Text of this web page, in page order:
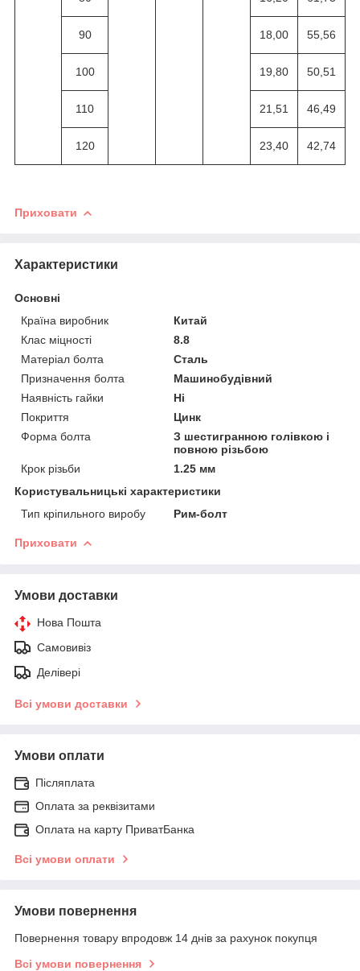
90 18,00 55,56
100 19,80 50,51
110 21,51 46,49
120 23,40 42,74
Приховати
Характеристики
Основні
Країна виробник
Китай
Клас міцності
8.8
Матеріал болта
Сталь
Призначення болта
Машинобудівний
Наявність гайки
Ні
Покриття
Цинк
Форма болта
З шестигранною голівкою і
повною різьбою
Крок різьби
1.25 мм
Користувальницькі характеристики
Тип кріпильного виробу
Рим-болт
Приховати
Умови доставки
Нова Пошта
Самовивіз
Делівері
Всі умови доставки
Умови оплати
Післяплата
Оплата за реквізитами
Оплата на карту ПриватБанка
Всі умови оплати
Умови повернення
Повернення товару впродовж 14 днів за рахунок покупця
Всі умови повернення